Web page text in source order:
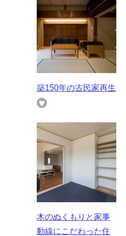
築150年の古民家再生
木のぬくもりと家事
動線にこだわった住